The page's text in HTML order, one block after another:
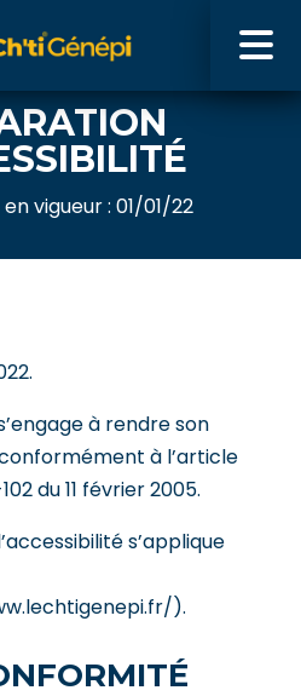
?
Cocktails
Revendeur
vigueur : 01/01/22
.
à rendre son
à l’article
du 11 février 2005.
s’applique
).